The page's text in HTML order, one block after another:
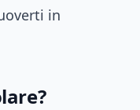
in